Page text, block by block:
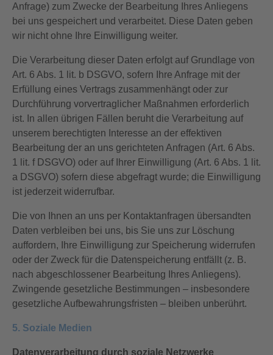
Anfrage) zum Zwecke der Bearbeitung Ihres Anliegens
bei uns gespeichert und verarbeitet. Diese Daten geben
wir nicht ohne Ihre Einwilligung weiter.
Die Verarbeitung dieser Daten erfolgt auf Grundlage von
Art. 6 Abs. 1 lit. b DSGVO, sofern Ihre Anfrage mit der
Erfüllung eines Vertrags zusammenhängt oder zur
Durchführung vorvertraglicher Maßnahmen erforderlich
ist. In allen übrigen Fällen beruht die Verarbeitung auf
unserem berechtigten Interesse an der effektiven
Bearbeitung der an uns gerichteten Anfragen (Art. 6 Abs.
1 lit. f DSGVO) oder auf Ihrer Einwilligung (Art. 6 Abs. 1 lit.
a DSGVO) sofern diese abgefragt wurde; die Einwilligung
ist jederzeit widerrufbar.
Die von Ihnen an uns per Kontaktanfragen übersandten
Daten verbleiben bei uns, bis Sie uns zur Löschung
auffordern, Ihre Einwilligung zur Speicherung widerrufen
oder der Zweck für die Datenspeicherung entfällt (z. B.
nach abgeschlossener Bearbeitung Ihres Anliegens).
Zwingende gesetzliche Bestimmungen – insbesondere
gesetzliche Aufbewahrungsfristen – bleiben unberührt.
5. Soziale Medien
Datenverarbeitung durch soziale Netzwerke